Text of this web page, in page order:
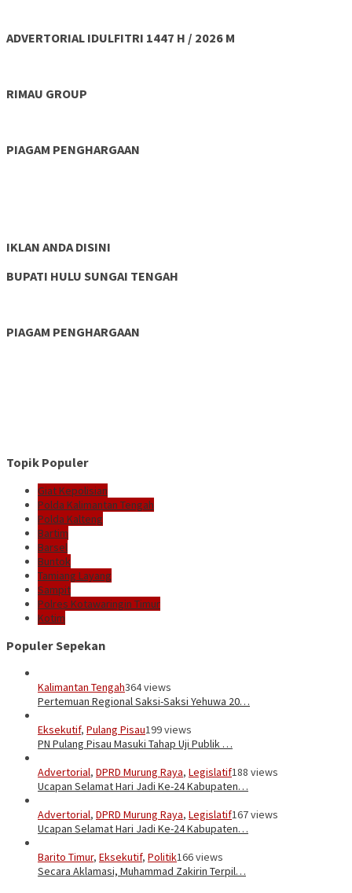
ADVERTORIAL IDULFITRI 1447 H / 2026 M
RIMAU GROUP
PIAGAM PENGHARGAAN
IKLAN ANDA DISINI
BUPATI HULU SUNGAI TENGAH
PIAGAM PENGHARGAAN
Topik Populer
Giat Kepolisian
Polda Kalimantan Tengah
Polda Kalteng
Bartim
Barsel
Buntok
Tamiang Layang
Sampit
Polres Kotawaringin Timur
Kotim
Populer Sepekan
Kalimantan Tengah364 views
Pertemuan Regional Saksi-Saksi Yehuwa 20…
Eksekutif, Pulang Pisau199 views
PN Pulang Pisau Masuki Tahap Uji Publik …
Advertorial, DPRD Murung Raya, Legislatif188 views
Ucapan Selamat Hari Jadi Ke-24 Kabupaten…
Advertorial, DPRD Murung Raya, Legislatif167 views
Ucapan Selamat Hari Jadi Ke-24 Kabupaten…
Barito Timur, Eksekutif, Politik166 views
Secara Aklamasi, Muhammad Zakirin Terpil…